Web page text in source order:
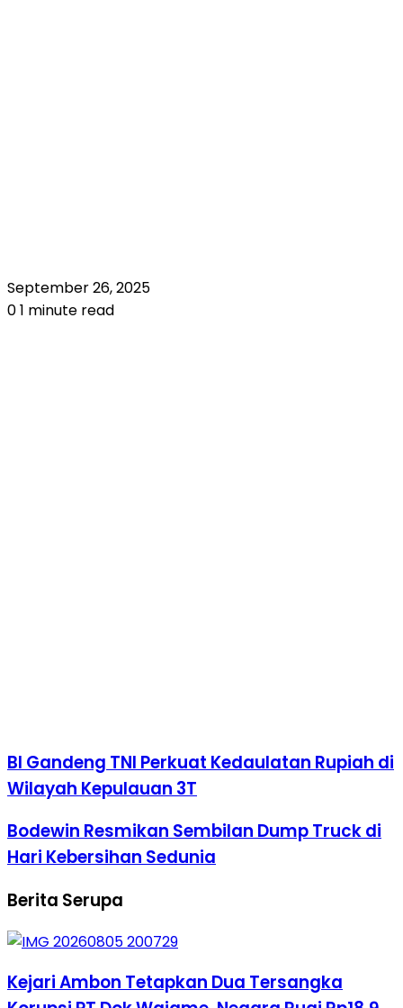
September 26, 2025
01 minute read
BI Gandeng TNI Perkuat Kedaulatan Rupiah di
Wilayah Kepulauan 3T
Bodewin Resmikan Sembilan Dump Truck di
Hari Kebersihan Sedunia
Berita Serupa
Kejari Ambon Tetapkan Dua Tersangka